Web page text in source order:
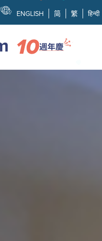
ENGLISH 简 繁 हिन्दी